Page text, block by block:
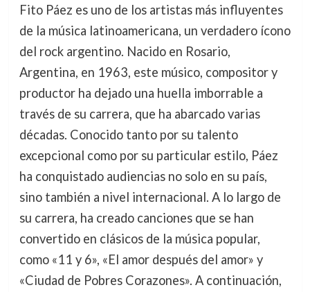
Fito Páez es uno de los artistas más influyentes
de la música latinoamericana, un verdadero ícono
del rock argentino. Nacido en Rosario,
Argentina, en 1963, este músico, compositor y
productor ha dejado una huella imborrable a
través de su carrera, que ha abarcado varias
décadas. Conocido tanto por su talento
excepcional como por su particular estilo, Páez
ha conquistado audiencias no solo en su país,
sino también a nivel internacional. A lo largo de
su carrera, ha creado canciones que se han
convertido en clásicos de la música popular,
como «11 y 6», «El amor después del amor» y
«Ciudad de Pobres Corazones». A continuación,